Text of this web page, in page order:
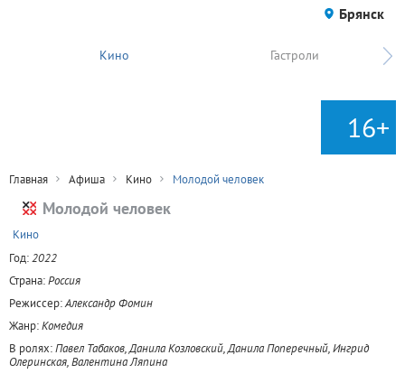
Брянск
Кино Гастроли
16+
Главная Афиша Кино Молодой человек
Молодой человек
Кино
Год:2022
Страна:Россия
Режиссер:Александр Фомин
Жанр:Комедия
В ролях:Павел Табаков, Данила Козловский, Данила Поперечный, Ингрид
Олеринская, Валентина Ляпина